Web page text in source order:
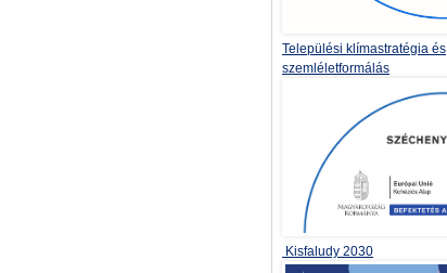
Települési klímastratégia és
szemléletformálás
Kisfaludy 2030